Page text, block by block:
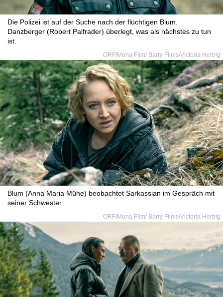
Die Polizei ist auf der Suche nach der flüchtigen Blum.
Danzberger (Robert Palfrader) überlegt, was als nächstes zu tun
ist.
ORF/Mona Film/ Barry Films/Victoria Herbig
Blum (Anna Maria Mühe) beobachtet Sarkassian im Gespräch mit
seiner Schwester.
ORF/Mona Film/ Barry Films/Victoria Herbig